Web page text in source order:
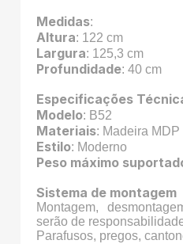
Medidas:
Altura: 122 cm
Largura: 125,3 cm
Profundidade: 40 cm
Especificações
Modelo: B52
Materiais: Madeira MDP
Estilo: Moderno
Peso máximo
Sistema de montagem
Montagem,
serão de
Parafusos, pregos,